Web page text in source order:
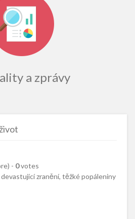
a zprávy
- 0votes
zranění, těžké popáleniny